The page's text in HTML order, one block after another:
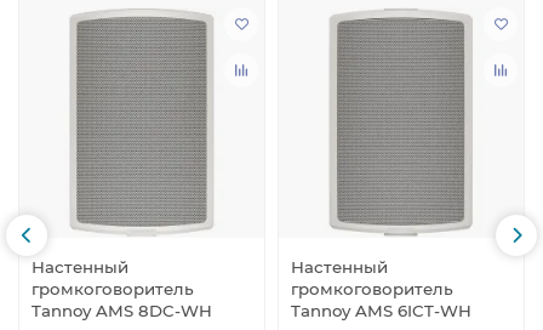
Настенный
громкоговоритель
Tannoy AMS 8DC-WH
Настенный
громкоговоритель
Tannoy AMS 6ICT-WH